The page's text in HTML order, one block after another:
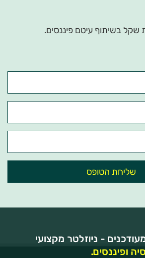
בשיתוף עיטם פיננסים.
- ניוזלטר מקצועי
ופיננסים.